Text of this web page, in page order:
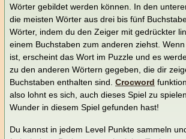
Wörter gebildet werden können. In den
die meisten Wörter aus drei bis fünf
Wörter, indem du den Zeiger mit gedrückter
einem Buchstaben zum anderen ziehst.
ist, erscheint das Wort im Puzzle und es
zu den anderen Wörtern gegeben, die dir
Buchstaben enthalten sind. Crocword
also lohnt es sich, auch dieses Spiel zu
Wunder in diesem Spiel gefunden hast!
Du kannst in jedem Level Punkte sammeln